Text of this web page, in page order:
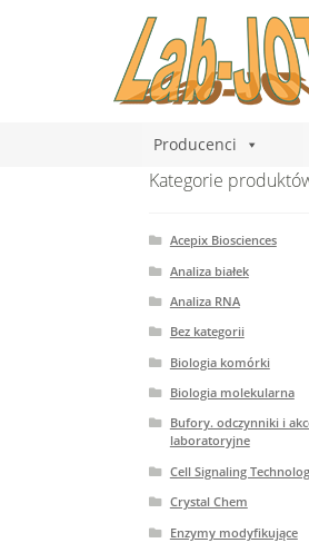
Producenci
Kategorie
Acepix Biosciences
Analiza białek
Analiza RNA
Bez kategorii
Biologia komórki
Biologia molekularna
Bufory. odczynniki i
laboratoryjne
Cell Signaling
Crystal Chem
Enzymy modyfikujące